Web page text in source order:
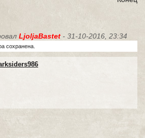
LjoljaBastet - 31-10-2016, 23:34
сохранена.